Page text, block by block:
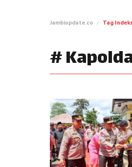
Jambiupdate.co Tag
#